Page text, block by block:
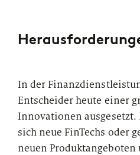
In der
Entscheider heute einer
Innovationen ausgesetzt.
sich neue FinTechs oder
neuen